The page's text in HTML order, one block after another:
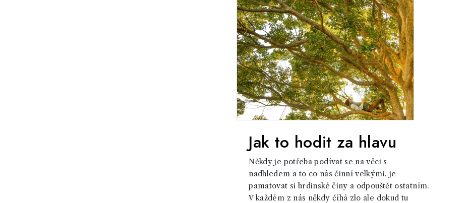
Jak to hodit za hlavu
Někdy je potřeba podívat se na věci s
nadhledem a to co nás činní velkými, je
pamatovat si hrdinské činy a odpouštět ostatním.
V každém z nás někdy číhá zlo ale dokud tu